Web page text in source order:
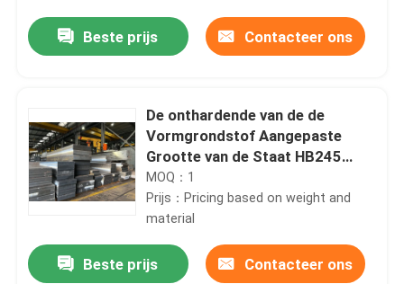
Producten
Videos
Beste prijs Contacteer ons
De onthardende van de de
Vormgrondstof Aangepaste
Grootte van de Staat HB245
brede toepassingen
MOQ：1
Prijs：Pricing based on weight and
material
Beste prijs Contacteer onsVan de de Injectievorm van ISO9001 de 2015 Verklaarde Aangepaste Grondstof 4Cr13